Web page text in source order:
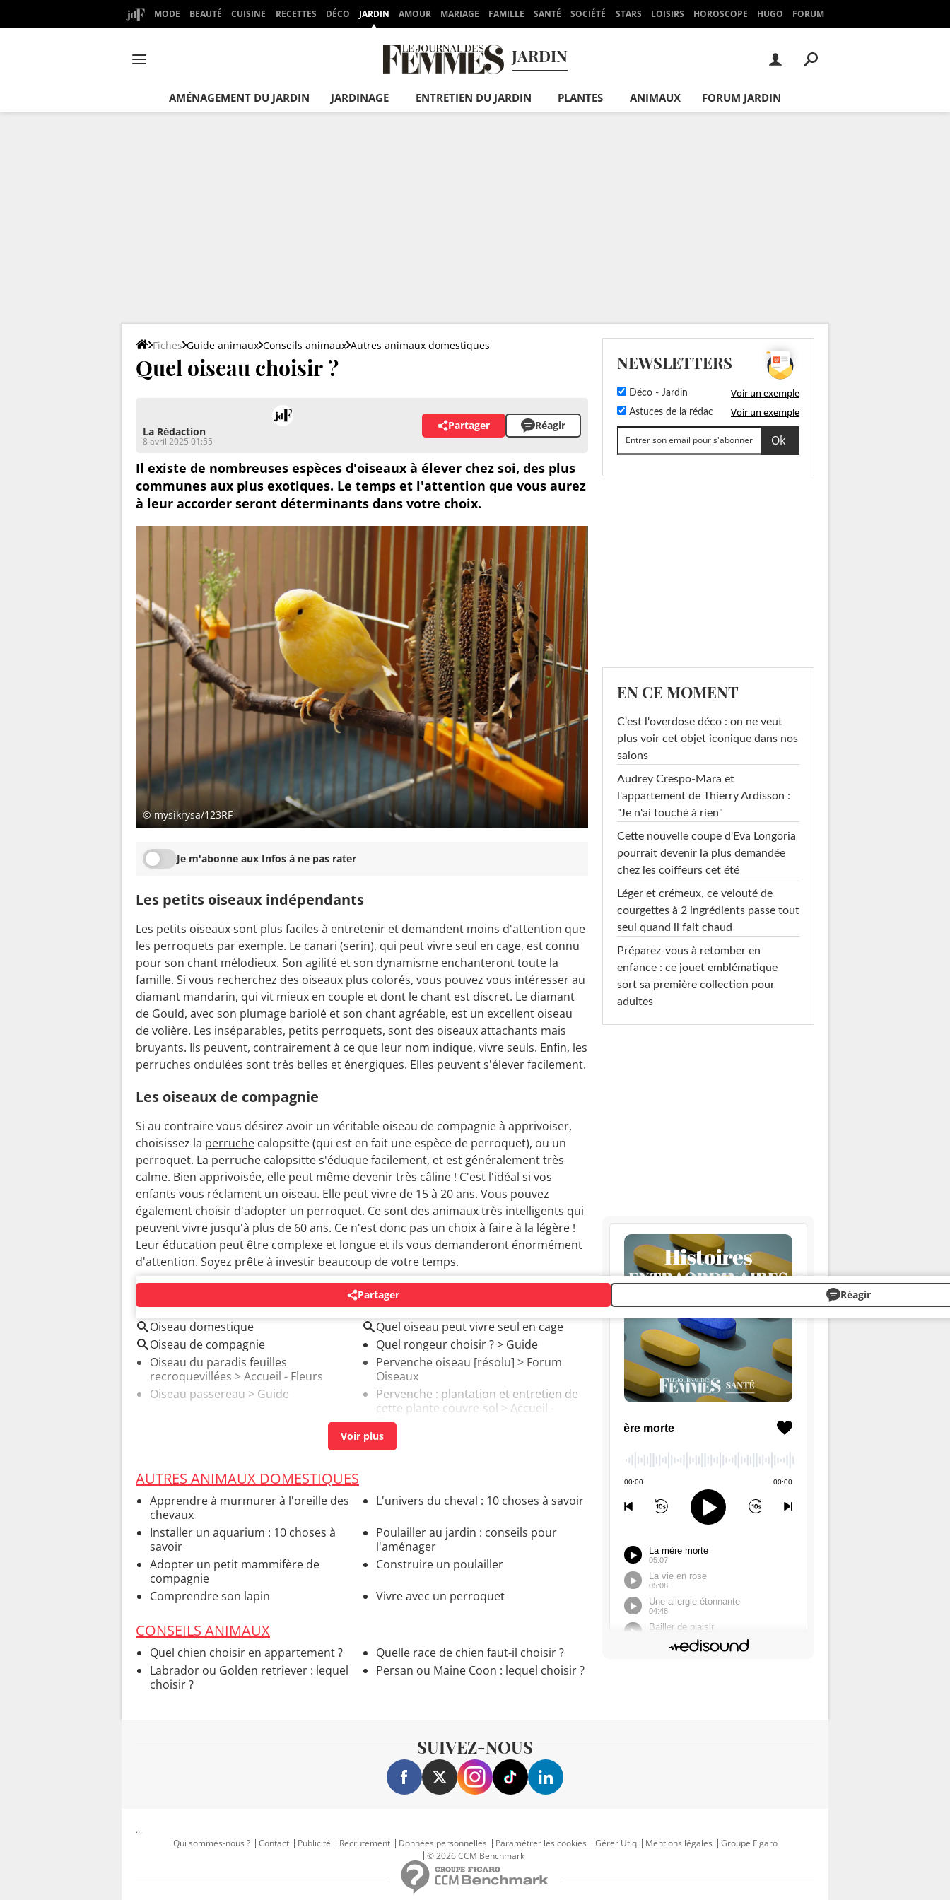
MODE BEAUTÉ CUISINE RECETTES DÉCO JARDIN AMOUR MARIAGE FAMILLE SANTÉ SOCIÉTÉ STARS LOISIRS HOROSCOPE HUGO FORUM
JARDIN
AMÉNAGEMENT DU JARDIN JARDINAGE ENTRETIEN DU JARDIN PLANTES ANIMAUX FORUM JARDIN
Fiches Guide animaux Conseils animaux Autres animaux domestiques
Quel oiseau choisir ?
La Rédaction
8 avril 2025 01:55
Partager Réagir
Il existe de nombreuses espèces d'oiseaux à élever chez soi, des plus
communes aux plus exotiques. Le temps et l'attention que vous aurez
à leur accorder seront déterminants dans votre choix.
© mysikrysa/123RF
Je m'abonne aux Infos à ne pas rater
Les petits oiseaux indépendants
Les petits oiseaux sont plus faciles à entretenir et demandent moins d'attention que
les perroquets par exemple. Le canari (serin), qui peut vivre seul en cage, est connu
pour son chant mélodieux. Son agilité et son dynamisme enchanteront toute la
famille. Si vous recherchez des oiseaux plus colorés, vous pouvez vous intéresser au
diamant mandarin, qui vit mieux en couple et dont le chant est discret. Le diamant
de Gould, avec son plumage bariolé et son chant agréable, est un excellent oiseau
de volière. Les inséparables, petits perroquets, sont des oiseaux attachants mais
bruyants. Ils peuvent, contrairement à ce que leur nom indique, vivre seuls. Enfin, les
perruches ondulées sont très belles et énergiques. Elles peuvent s'élever facilement.
Les oiseaux de compagnie
Si au contraire vous désirez avoir un véritable oiseau de compagnie à apprivoiser,
choisissez la perruche calopsitte (qui est en fait une espèce de perroquet), ou un
perroquet. La perruche calopsitte s'éduque facilement, et est généralement très
calme. Bien apprivoisée, elle peut même devenir très câline ! C'est l'idéal si vos
enfants vous réclament un oiseau. Elle peut vivre de 15 à 20 ans. Vous pouvez
également choisir d'adopter un perroquet. Ce sont des animaux très intelligents qui
peuvent vivre jusqu'à plus de 60 ans. Ce n'est donc pas un choix à faire à la légère !
Leur éducation peut être complexe et longue et ils vous demanderont énormément
d'attention. Soyez prête à investir beaucoup de votre temps.
Partager Réagir
AUTOUR DU MÊME SUJET
Oiseau domestique
Quel oiseau peut vivre seul en cage
Oiseau de compagnie
Quel rongeur choisir ?> Guide
Oiseau du paradis feuilles
recroquevillées > Accueil - Fleurs
Pervenche oiseau [résolu] > Forum
Oiseaux
Oiseau passereau > Guide
Pervenche : plantation et entretien de
cette plante couvre-sol > Accueil -
Fleurs
AUTRES ANIMAUX DOMESTIQUES
Apprendre à murmurer à l'oreille des
chevaux
L'univers du cheval : 10 choses à savoir
Installer un aquarium : 10 choses à
savoir
Poulailler au jardin : conseils pour
l'aménager
Adopter un petit mammifère de
compagnie
Construire un poulailler
Comprendre son lapin Vivre avec un perroquet
CONSEILS ANIMAUX
Quel chien choisir en appartement ?
Quelle race de chien faut-il choisir ?
Labrador ou Golden retriever : lequel
choisir ?
Persan ou Maine Coon : lequel choisir ?
NEWSLETTERS
Déco - Jardin Voir un exemple
Astuces de la rédac Voir un exemple
EN CE MOMENT
C'est l'overdose déco : on ne veut
plus voir cet objet iconique dans nos
salons
Audrey Crespo-Mara et
l'appartement de Thierry Ardisson :
"Je n'ai touché à rien"
Cette nouvelle coupe d'Eva Longoria
pourrait devenir la plus demandée
chez les coiffeurs cet été
Léger et crémeux, ce velouté de
courgettes à 2 ingrédients passe tout
seul quand il fait chaud
Préparez-vous à retomber en
enfance : ce jouet emblématique
sort sa première collection pour
adultes
SUIVEZ-NOUS
...
Qui sommes-nous ?
Contact Publicité Recrutement Données personnelles Paramétrer les cookies Gérer Utiq Mentions légales
Groupe Figaro
© 2026 CCM Benchmark